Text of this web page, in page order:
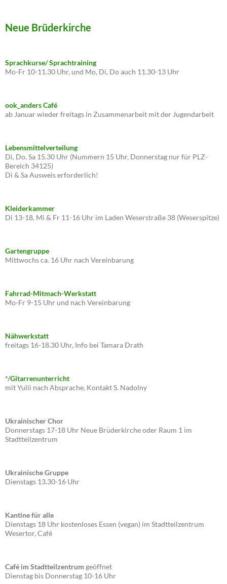
Neue Brüderkirche
Sprachkurse/ Sprachtraining
Mo-Fr 10-11.30 Uhr, und Mo, Di, Do auch 11.30-13 Uhr
ook_anders Café
ab Januar wieder freitags in Zusammenarbeit mit der Jugendarbeit
Lebensmittelverteilung
Di, Do, Sa 15.30 Uhr (Nummern 15 Uhr, Donnerstag nur für PLZ-
Bereich 34125)
Di & Sa Ausweis erforderlich!
Kleiderkammer
Di 13-18, Mi & Fr 11-16 Uhr im Laden Weserstraße 38 (Weserspitze)
Gartengruppe
Mittwochs ca. 16 Uhr nach Vereinbarung
Fahrrad-Mitmach-Werkstatt
Mo-Fr 9-15 Uhr und nach Vereinbarung
Nähwerkstatt
freitags 16-18.30 Uhr, Info bei Tamara Drath
*/Gitarrenunterricht
mit Yulii nach Absprache, Kontakt S. Nadolny
Ukrainischer Chor
Donnerstags 17-18 Uhr Neue Brüderkirche oder Raum 1 im
Stadtteilzentrum
Ukrainische Gruppe
Dienstags 13.30-16 Uhr
Kantine für alle
Dienstags 18 Uhr kostenloses Essen (vegan) im Stadtteilzentrum
Wesertor, Café
Café im Stadtteilzentrum geöffnet
Dienstag bis Donnerstag 10-16 Uhr